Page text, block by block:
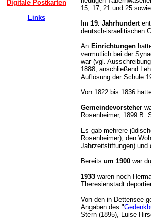
Digitale Postkarten
Links
15, 17, 21 und 25
Im 19. Jahrhundert
deutsch-israelitischen
An Einrichtungen
vermutlich bei der
war (vgl.
1888, anschließend
Auflösung der Schule
Von 1822 bis 1836
Gemeindevorsteher
Rosenheimer, 1899 B.
Es gab mehrere
Rosenheimer), den
Jahrzeitstiftungen) und
Bereits um 1900 war
1933 waren noch
Theresienstadt
Von den in Dettensee
Angaben des "
Stern (1895), Luise